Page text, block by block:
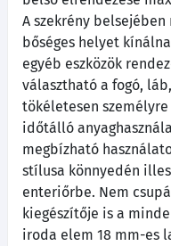
A szekrény
bőséges helyet
egyéb eszközök
választható a fogó,
tökéletesen
időtálló
megbízható
stílusa könnyedén
enteriőrbe. Nem
kiegészítője is a
iroda elem 18 mm-es